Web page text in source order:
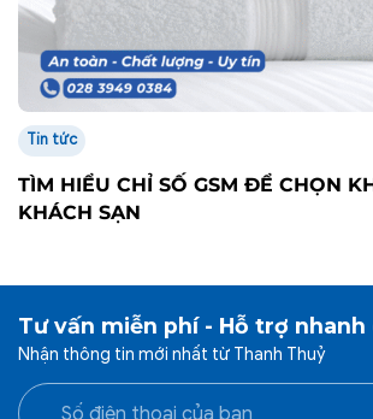
Tin tức
TÌM HIỂU CHỈ SỐ GSM ĐỂ CHỌN
KHÁCH SẠN
Tư vấn miễn phí - Hỗ trợ nhanh
Nhận thông tin mới nhất từ Thanh Thuỷ